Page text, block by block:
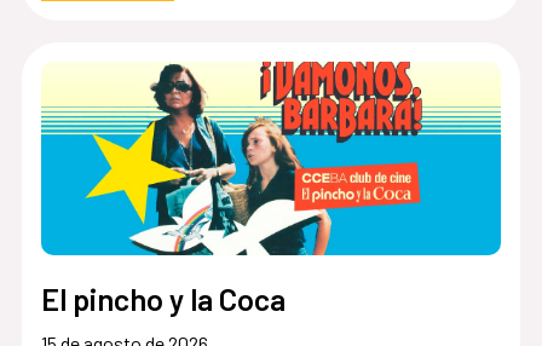
El pincho y la Coca